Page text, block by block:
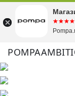
POMPA КУПИТЬ